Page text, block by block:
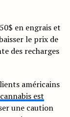
en engrais et
le prix de
des recharges
américains
est
une caution